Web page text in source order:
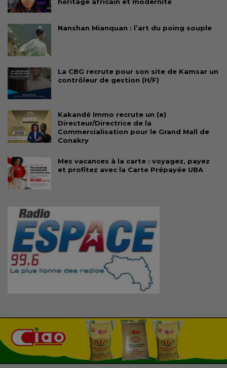
héritage africain et modernité
Nanshan Mianquan : l’art du poing souple
La CBG recrute pour son site de Kamsar un
contrôleur de gestion (H/F)
Kakandé Immo recrute un (e)
Directeur/Directrice de la
Commercialisation pour le Grand Mall de
Conakry
Mes vacances à la carte : voyagez, payez
et profitez avec la Carte Prépayée UBA